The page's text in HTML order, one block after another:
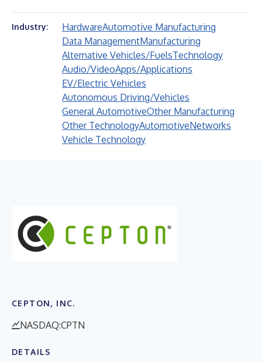
Industry: HardwareAutomotive Manufacturing
Data ManagementManufacturing
Alternative Vehicles/FuelsTechnology
Audio/VideoApps/Applications
EV/Electric Vehicles
Autonomous Driving/Vehicles
General AutomotiveOther Manufacturing
Other TechnologyAutomotiveNetworks
Vehicle Technology
CEPTON, INC.
NASDAQ:CPTN
DETAILS